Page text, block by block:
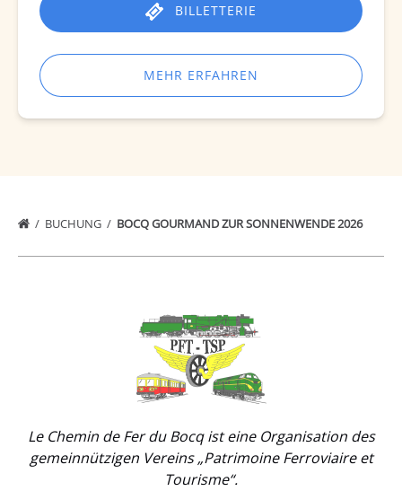
BILLETTERIE
MEHR ERFAHREN
BUCHUNG BOCQ GOURMAND ZUR SONNENWENDE 2026
Le Chemin de Fer du Bocq ist eine Organisation des
gemeinnützigen Vereins „Patrimoine Ferroviaire et
Tourisme“.